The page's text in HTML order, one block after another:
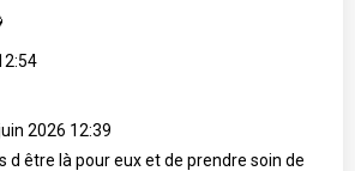
2026 12:39
d être là pour eux et de prendre soin de